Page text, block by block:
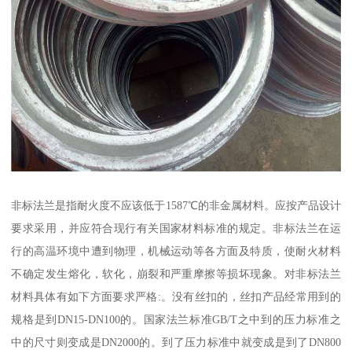
非标法兰是指耐火度不应该低于1587℃的非金属材料。应按产品设计
要求采用，并应符合现行有关国家材料标准的规定。非标法兰在运
行的高温环境中遭到物理，机械运动等各方面及特质，使耐火材料
不确定发生熔化，软化，崩裂和严重摩擦等损坏现象。对非标法兰
材料具体有如下方面要求严格:。没有丝扣的，丝扣产品经常用到的
规格是到DN15-DN100的。国家法兰标准GB/T之中到的压力标准之
中的尺寸则变成是DN2000的。到了压力标准中就变成是到了DN800